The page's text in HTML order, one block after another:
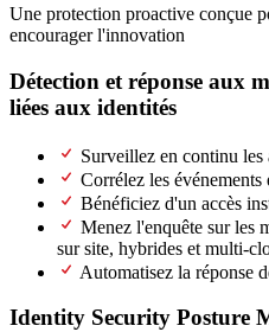
Une protection proactive conçue
encourager l'innovation
Détection et réponse aux
liées aux identités
Surveillez en continu
Corrélez les événements
Bénéficiez d'un accès
Menez l'enquête sur les
sur site, hybrides et multi-
Automatisez la réponse
Identity Security Posture